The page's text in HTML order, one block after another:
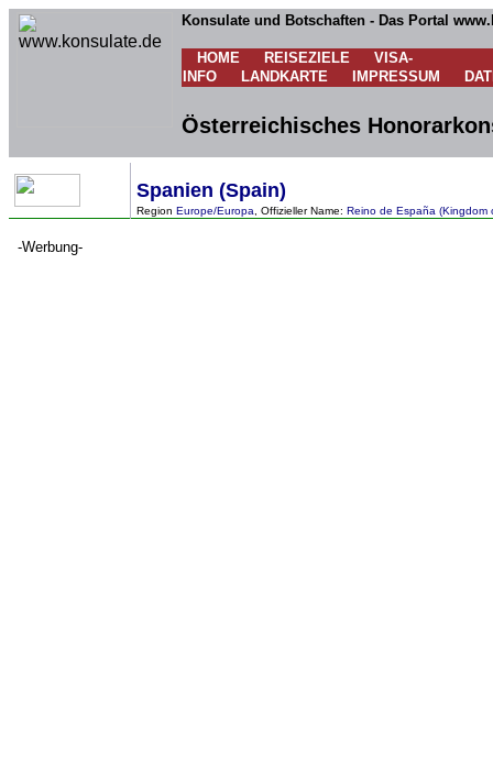
Konsulate und Botschaften - Das Portal
HOME REISEZIELE
VISA-
INFO
LANDKARTE IMPRESSUM
Österreichisches
Spanien (Spain)
Region Europe/Europa , Offizieller Name: Reino de España (Kingdom
-Werbung-